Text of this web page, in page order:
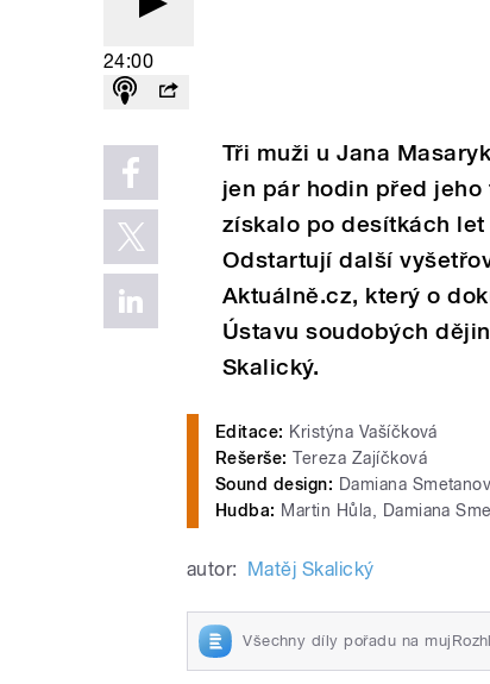
24:00
Tři muži u Jana
jen pár hodin před
získalo po desítkách
Odstartují další
Aktuálně.cz, který o
Ústavu soudobých
Skalický.
Editace: Kristýna Vašíčková
Rešerše:Tereza Zajíčková
Sound design: Damiana
Hudba: Martin Hůla, Damiana
autor: Matěj Skalický
Všechny díly pořadu na